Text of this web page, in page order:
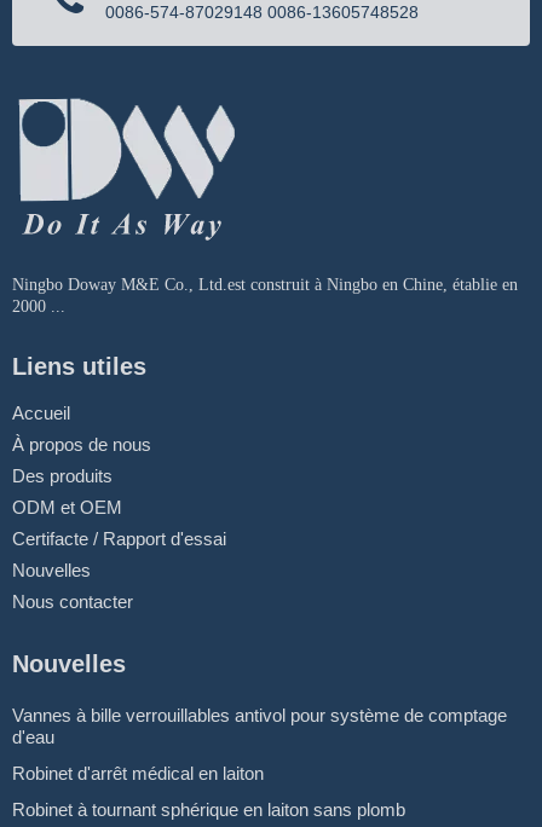
0086-574-87029148 0086-13605748528
Ningbo Doway M&E Co., Ltd.est construit à Ningbo en Chine, établie en
2000 ...
Liens utiles
Accueil
À propos de nous
Des produits
ODM et OEM
Certifacte / Rapport d'essai
Nouvelles
Nous contacter
Nouvelles
Vannes à bille verrouillables antivol pour système de comptage
d'eau
Robinet d'arrêt médical en laiton
Robinet à tournant sphérique en laiton sans plomb